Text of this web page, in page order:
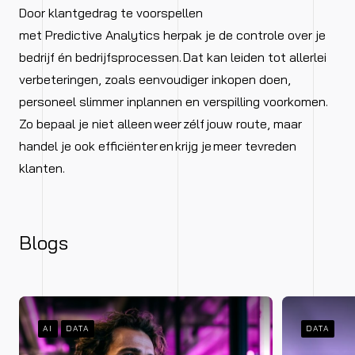
Door klantgedrag te voorspellen
met Predictive Analytics herpak je de controle over je
bedrijf én bedrijfsprocessen. Dat kan leiden tot allerlei
verbeteringen, zoals eenvoudiger inkopen doen,
personeel slimmer inplannen en verspilling voorkomen.
Zo bepaal je niet alleen weer zélf jouw route, maar
handel je ook efficiënter en krijg je meer tevreden
klanten.
Blogs
AI DATA DATA